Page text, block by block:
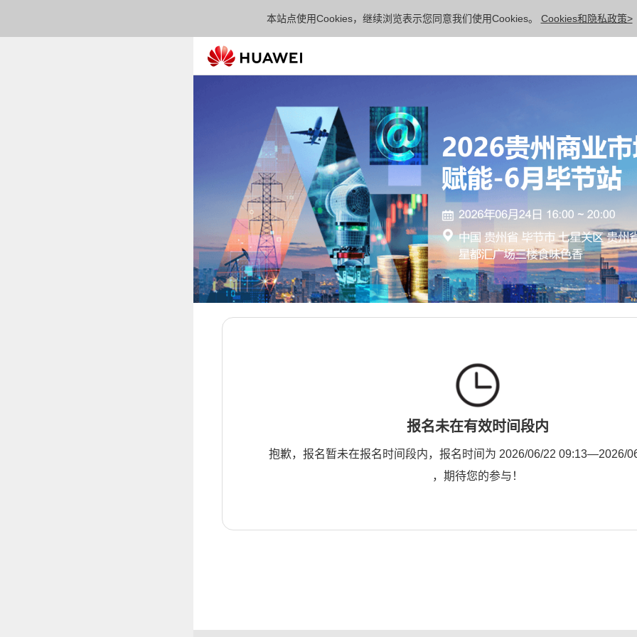
本站点使用Cookies，继续浏览表示您同意我们使用Cookies。 Cookies和隐私政策>
报名未在有效时间段内
抱歉，报名暂未在报名时间段内，报名时间为 2026/06/22 09:13—2026/
，期待您的参与！